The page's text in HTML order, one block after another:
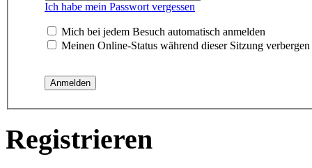
Ich habe mein Passwort vergessen
Mich bei jedem Besuch automatisch anmelden
Meinen Online-Status während dieser Sitzung verbergen
Registrieren